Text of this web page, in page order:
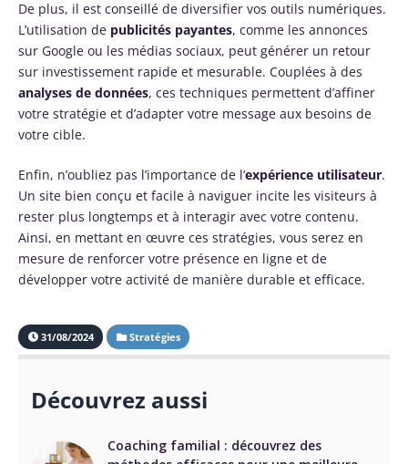
De plus, il est conseillé de diversifier vos outils numériques.
L’utilisation de publicités payantes, comme les annonces
sur Google ou les médias sociaux, peut générer un retour
sur investissement rapide et mesurable. Couplées à des
analyses de données, ces techniques permettent d’affiner
votre stratégie et d’adapter votre message aux besoins de
votre cible.
Enfin, n’oubliez pas l’importance de l’expérience utilisateur.
Un site bien conçu et facile à naviguer incite les visiteurs à
rester plus longtemps et à interagir avec votre contenu.
Ainsi, en mettant en œuvre ces stratégies, vous serez en
mesure de renforcer votre présence en ligne et de
développer votre activité de manière durable et efficace.
31/08/2024 Stratégies
Découvrez aussi
Coaching familial : découvrez des